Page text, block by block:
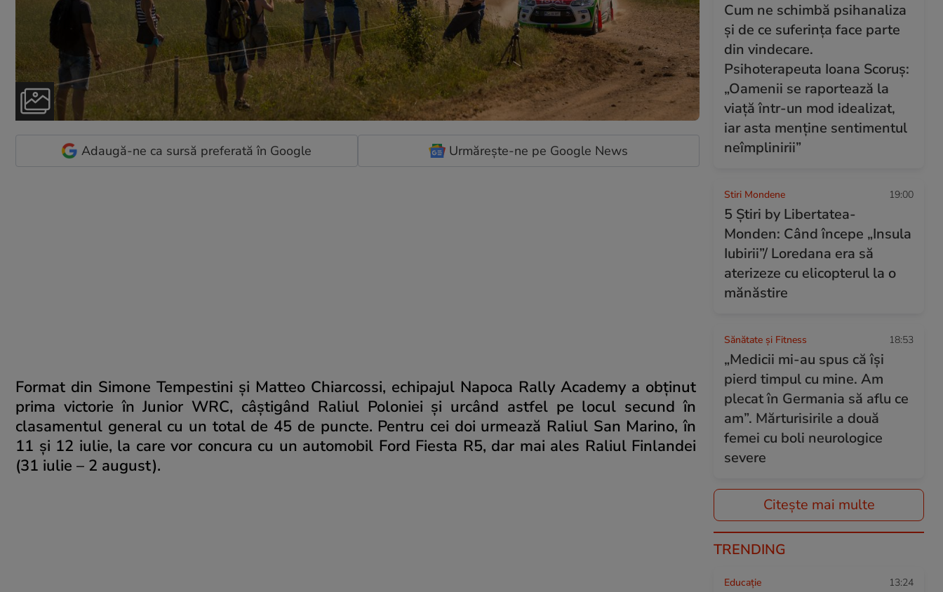
Adaugă-ne ca sursă preferată în Google Urmărește-ne pe Google News
Format din Simone Tempestini și Matteo Chiarcossi, echipajul Napoca Rally Academy a obținut
prima victorie în Junior WRC, câștigând Raliul Poloniei și urcând astfel pe locul secund în
clasamentul general cu un total de 45 de puncte. Pentru cei doi urmează Raliul San Marino, în
11 și 12 iulie, la care vor concura cu un automobil Ford Fiesta R5, dar mai ales Raliul Finlandei
(31 iulie – 2 august).
Cum ne schimbă psihanaliza
și de ce suferința face parte
din vindecare.
Psihoterapeuta Ioana Scoruș:
„Oamenii se raportează la
viață într-un mod idealizat,
iar asta menține sentimentul
neîmplinirii”
Stiri Mondene 19:00
5 Știri by Libertatea-
Monden: Când începe „Insula
Iubirii”/ Loredana era să
aterizeze cu elicopterul la o
mănăstire
Sănătate și Fitness 18:53
„Medicii mi-au spus că își
pierd timpul cu mine. Am
plecat în Germania să aflu ce
am”. Mărturisirile a două
femei cu boli neurologice
severe
Citește mai multe
TRENDING
Educație 13:24